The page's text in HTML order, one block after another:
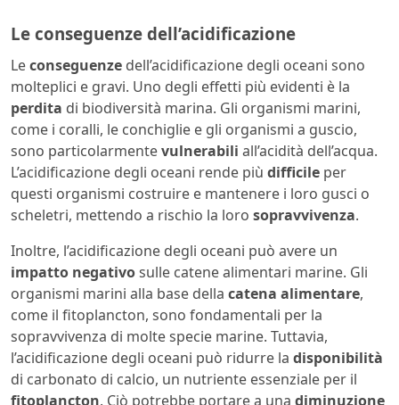
Le conseguenze dell’acidificazione
Leconseguenze dell’acidificazione degli oceani sono
molteplici e gravi. Uno degli effetti più evidenti è la
perdita di biodiversità marina. Gli organismi marini,
come i coralli, le conchiglie e gli organismi a guscio,
sono particolarmentevulnerabili all’acidità dell’acqua.
L’acidificazione degli oceani rende più difficile per
questi organismi costruire e mantenere i loro gusci o
scheletri, mettendo a rischio la loro sopravvivenza.
Inoltre, l’acidificazione degli oceani può avere un
impatto negativosulle catene alimentari marine. Gli
organismi marini alla base della catena alimentare,
come il fitoplancton, sono fondamentali per la
sopravvivenza di molte specie marine. Tuttavia,
l’acidificazione degli oceani può ridurre la disponibilità
di carbonato di calcio, un nutriente essenziale per il
fitoplancton. Ciò potrebbe portare a una diminuzione